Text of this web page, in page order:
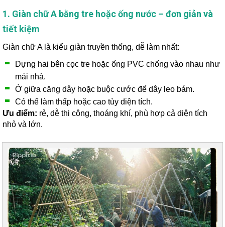
1. Giàn chữ A bằng tre hoặc ống nước – đơn giản và
tiết kiệm
Giàn chữ A là kiểu giàn truyền thống, dễ làm nhất:
Dựng hai bên cọc tre hoặc ống PVC chống vào nhau như
mái nhà.
Ở giữa căng dây hoặc buộc cước để dây leo bám.
Có thể làm thấp hoặc cao tùy diện tích.
Ưu điểm: rẻ, dễ thi công, thoáng khí, phù hợp cả diện tích
nhỏ và lớn.